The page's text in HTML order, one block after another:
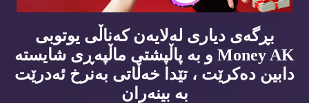
بڕگه‌ی دیاری له‌لایه‌ن كه‌ناڵی یوتوبی
Money AK و به‌ پاڵپشتی ماڵپه‌ڕی شایسته‌
دابین ده‌كرێت ، تێدا خه‌ڵاتی به‌نرخ ئه‌درێت
به‌ بینه‌ران